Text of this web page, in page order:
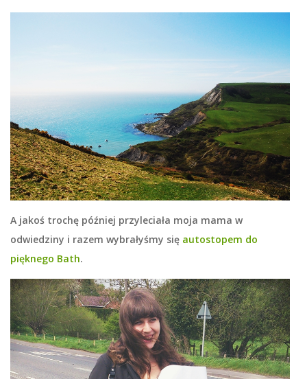
A jakoś trochę później przyleciała moja mama w
odwiedziny i razem wybrałyśmy się autostopem do
pięknego Bath.